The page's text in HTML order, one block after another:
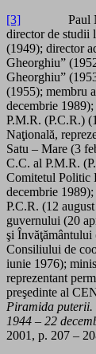
[3] Paul
director de studii
(1949); director
Gheorghiu”
Gheorghiu”
(1955); membru
decembrie
P.M.R. (P.C.R.)
Naţională,
Satu – Mare (3
C.C. al P.M.R.
Comitetul Politic
decembrie
P.C.R. (12
guvernului (20
şi Învăţământului
Consiliului de
iunie 1976);
reprezentant
preşedinte al
Piramida puterii.
1944 – 22
2001, p. 207 –